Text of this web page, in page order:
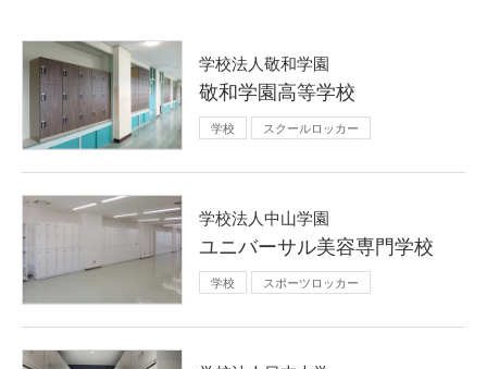
学校法人敬和学園
敬和学園高等学校
学校 スクールロッカー
学校法人中山学園
ユニバーサル美容専門学校
学校 スポーツロッカー